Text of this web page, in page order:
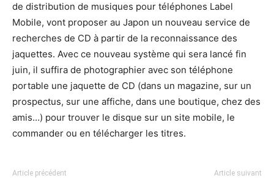
de distribution de musiques pour téléphones Label
Mobile, vont proposer au Japon un nouveau service de
recherches de CD à partir de la reconnaissance des
jaquettes. Avec ce nouveau système qui sera lancé fin
juin, il suffira de photographier avec son téléphone
portable une jaquette de CD (dans un magazine, sur un
prospectus, sur une affiche, dans une boutique, chez des
amis…) pour trouver le disque sur un site mobile, le
commander ou en télécharger les titres.
Article précédent Article suivant